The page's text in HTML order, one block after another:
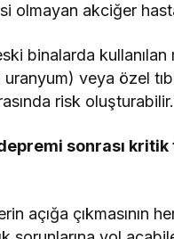
olmayan akciğer
binalarda
veya özel
risk
sonrası kritik
açığa çıkmasının